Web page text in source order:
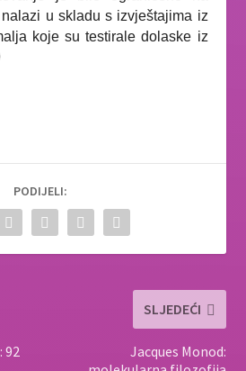
u skladu s izvještajima iz
koje su testirale dolaske iz
PODIJELI:
92
SLJEDEĆI
Jacques Monod: